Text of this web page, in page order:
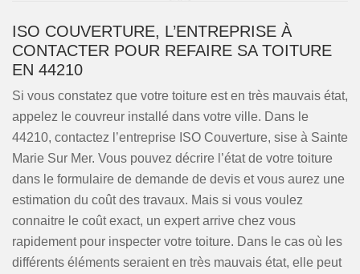
ISO COUVERTURE, L’ENTREPRISE À
CONTACTER POUR REFAIRE SA TOITURE
EN 44210
Si vous constatez que votre toiture est en très mauvais état,
appelez le couvreur installé dans votre ville. Dans le
44210, contactez l’entreprise ISO Couverture, sise à Sainte
Marie Sur Mer. Vous pouvez décrire l’état de votre toiture
dans le formulaire de demande de devis et vous aurez une
estimation du coût des travaux. Mais si vous voulez
connaitre le coût exact, un expert arrive chez vous
rapidement pour inspecter votre toiture. Dans le cas où les
différents éléments seraient en très mauvais état, elle peut